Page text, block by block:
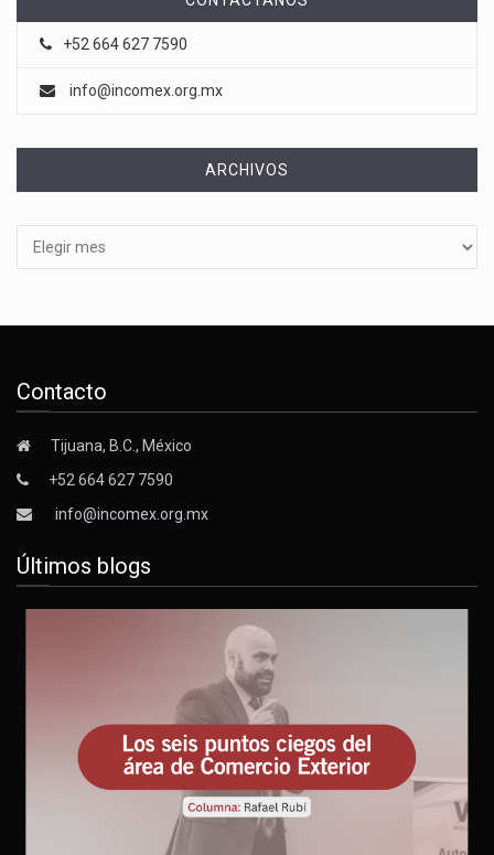
+52 664 627 7590
info@incomex.org.mx
ARCHIVOS
Contacto
Tijuana, B.C., México
+52 664 627 7590
info@incomex.org.mx
Últimos blogs